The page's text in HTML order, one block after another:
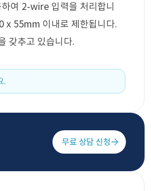
여 2-wire 입력을 처리합니
x 55mm 이내로 제한됩니다.
갖추고 있습니다.
.
무료 상담 신청